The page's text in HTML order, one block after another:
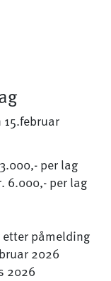
per lag
6.000,- per lag
påmelding
2026
2026